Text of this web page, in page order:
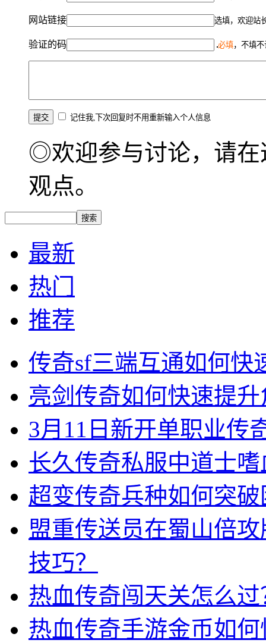
网站链接 选填，欢迎站
验证的码 必填，不填
记住我,下次回复时不用重新输入个人信息
◎欢迎参与讨论，请在
观点。
最新
热门
推荐
传奇sf三端互通如何快
亮剑传奇如何快速提
3月11日新开单职业传
长久传奇私服中道士
超变传奇兵种如何突
盟重传送员在蜀山倍
技巧？
热血传奇闯天关怎么
热血传奇手游金币如